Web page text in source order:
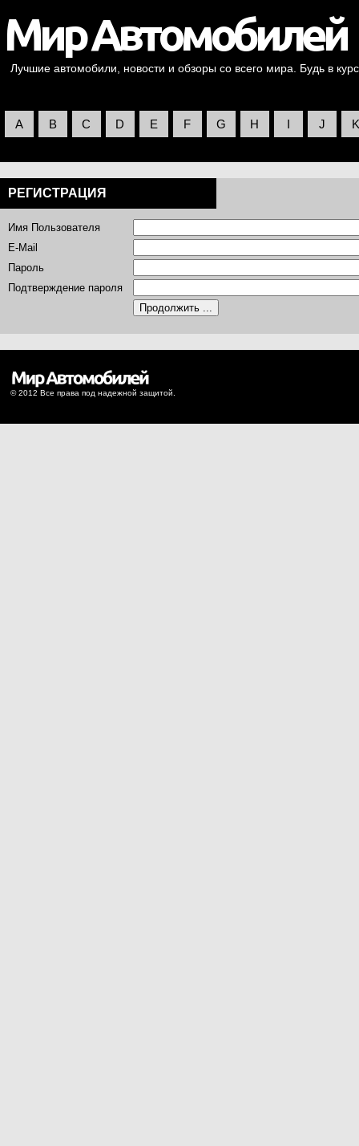
Лучшие автомобили, новости и обзоры со всего мира. Будь в
A B C D E F G H I J K
РЕГИСТРАЦИЯ
Имя Пользователя
E-Mail
Пароль
Подтверждение пароля
© 2012 Все права под надежной защитой.